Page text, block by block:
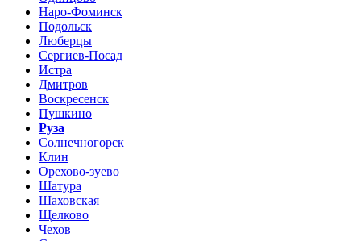
Наро-Фоминск
Подольск
Люберцы
Сергиев-Посад
Истра
Дмитров
Воскресенск
Пушкино
Руза
Солнечногорск
Клин
Орехово-зуево
Шатура
Шаховская
Щелково
Чехов